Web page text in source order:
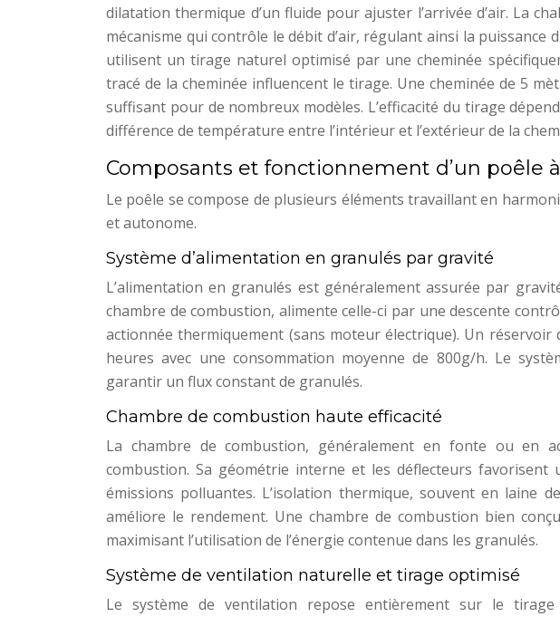
dilatation thermique d’un fluide pour ajuster l’arrivée d’air. La
mécanisme qui contrôle le débit d’air, régulant ainsi la puissance
utilisent un tirage naturel optimisé par une cheminée
tracé de la cheminée influencent le tirage. Une cheminée de 5
suffisant pour de nombreux modèles. L’efficacité du tirage
différence de température entre l’intérieur et l’extérieur de la
Composants et fonctionnement d’un poêle
Le poêle se compose de plusieurs éléments travaillant en
et autonome.
Système d’alimentation en granulés par gravité
L’alimentation en granulés est généralement assurée par
chambre de combustion, alimente celle-ci par une descente
actionnée thermiquement (sans moteur électrique). Un
heures avec une consommation moyenne de 800g/h. Le
garantir un flux constant de granulés.
Chambre de combustion haute efficacité
La chambre de combustion, généralement en fonte ou en
combustion. Sa géométrie interne et les déflecteurs
émissions polluantes. L’isolation thermique, souvent en laine
améliore le rendement. Une chambre de combustion bien
maximisant l’utilisation de l’énergie contenue dans les granulés.
Système de ventilation naturelle et tirage optimisé
Le système de ventilation repose entièrement sur le